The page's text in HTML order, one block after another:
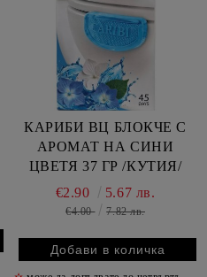
КАРИБИ ВЦ БЛОКЧЕ С
АРОМАТ НА СИНИ
ЦВЕТЯ 37 ГР /КУТИЯ/
€2.90 5.67 лв.
€4.00 7.82 лв.